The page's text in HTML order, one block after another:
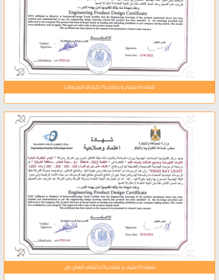
شهادة اعتماد و صلاحية لكشاف الوجهات
شهادة اعتماد و صلاحية لكشاف الهاي باي